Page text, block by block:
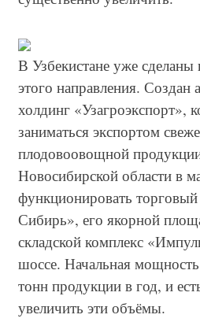
В Узбекистане уже
этого направления.
холдинг «Узагроэкспорт»,
заниматься экспортом
плодовоовощной
Новосибирской области в
функционировать
Сибирь», его якорной
складской комплекс
шоссе. Начальная
тонн продукции в год, и
увеличить эти объёмы.